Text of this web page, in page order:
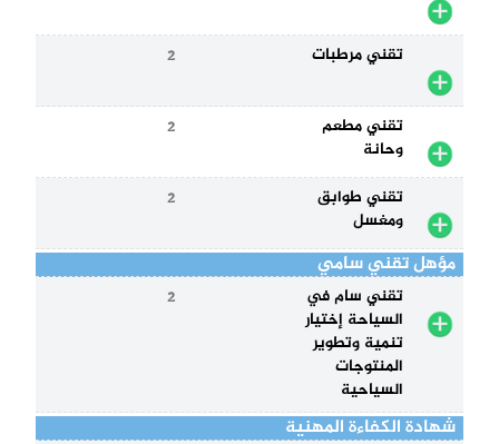
تقني مرطبات 2
تقني مطعم
وحانة
2
تقني طوابق
ومغسل
2
مؤهل تقني سامي
تقني سام في
السياحة إختيار
تنمية وتطوير
المنتوجات
السياحية
2
شهادة الكفاءة المهنية